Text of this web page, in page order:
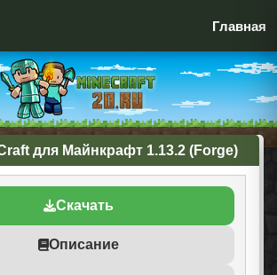
Главная
для Майнкрафт 1.13.2 (Forge)
Скачать
Описание